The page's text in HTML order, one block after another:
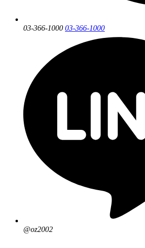
03-366-1000 03-366-1000
@oz2002